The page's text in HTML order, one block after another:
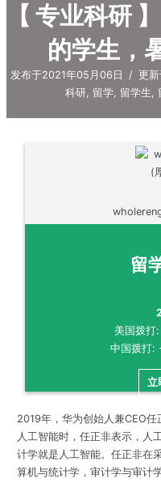
【 专业科研
的学生，
发布于2021年05月06日 / 更
科研, 留学, 留学生,
留
美国拨打
中国拨打:
立
2019年，华为创始人兼CEO
人工智能时，任正非表示， 人
计学就是人工智能。任正非在
算机与统计学，审计学与审计